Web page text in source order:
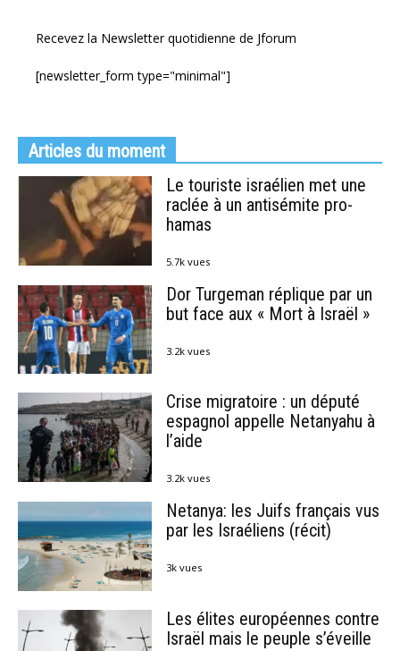
Recevez la Newsletter quotidienne de Jforum
[newsletter_form type="minimal"]
Articles du moment
Le touriste israélien met une
raclée à un antisémite pro-
hamas
5.7k vues
Dor Turgeman réplique par un
but face aux « Mort à Israël »
3.2k vues
Crise migratoire : un député
espagnol appelle Netanyahu à
l’aide
3.2k vues
Netanya: les Juifs français vus
par les Israéliens (récit)
3k vues
Les élites européennes contre
Israël mais le peuple s’éveille